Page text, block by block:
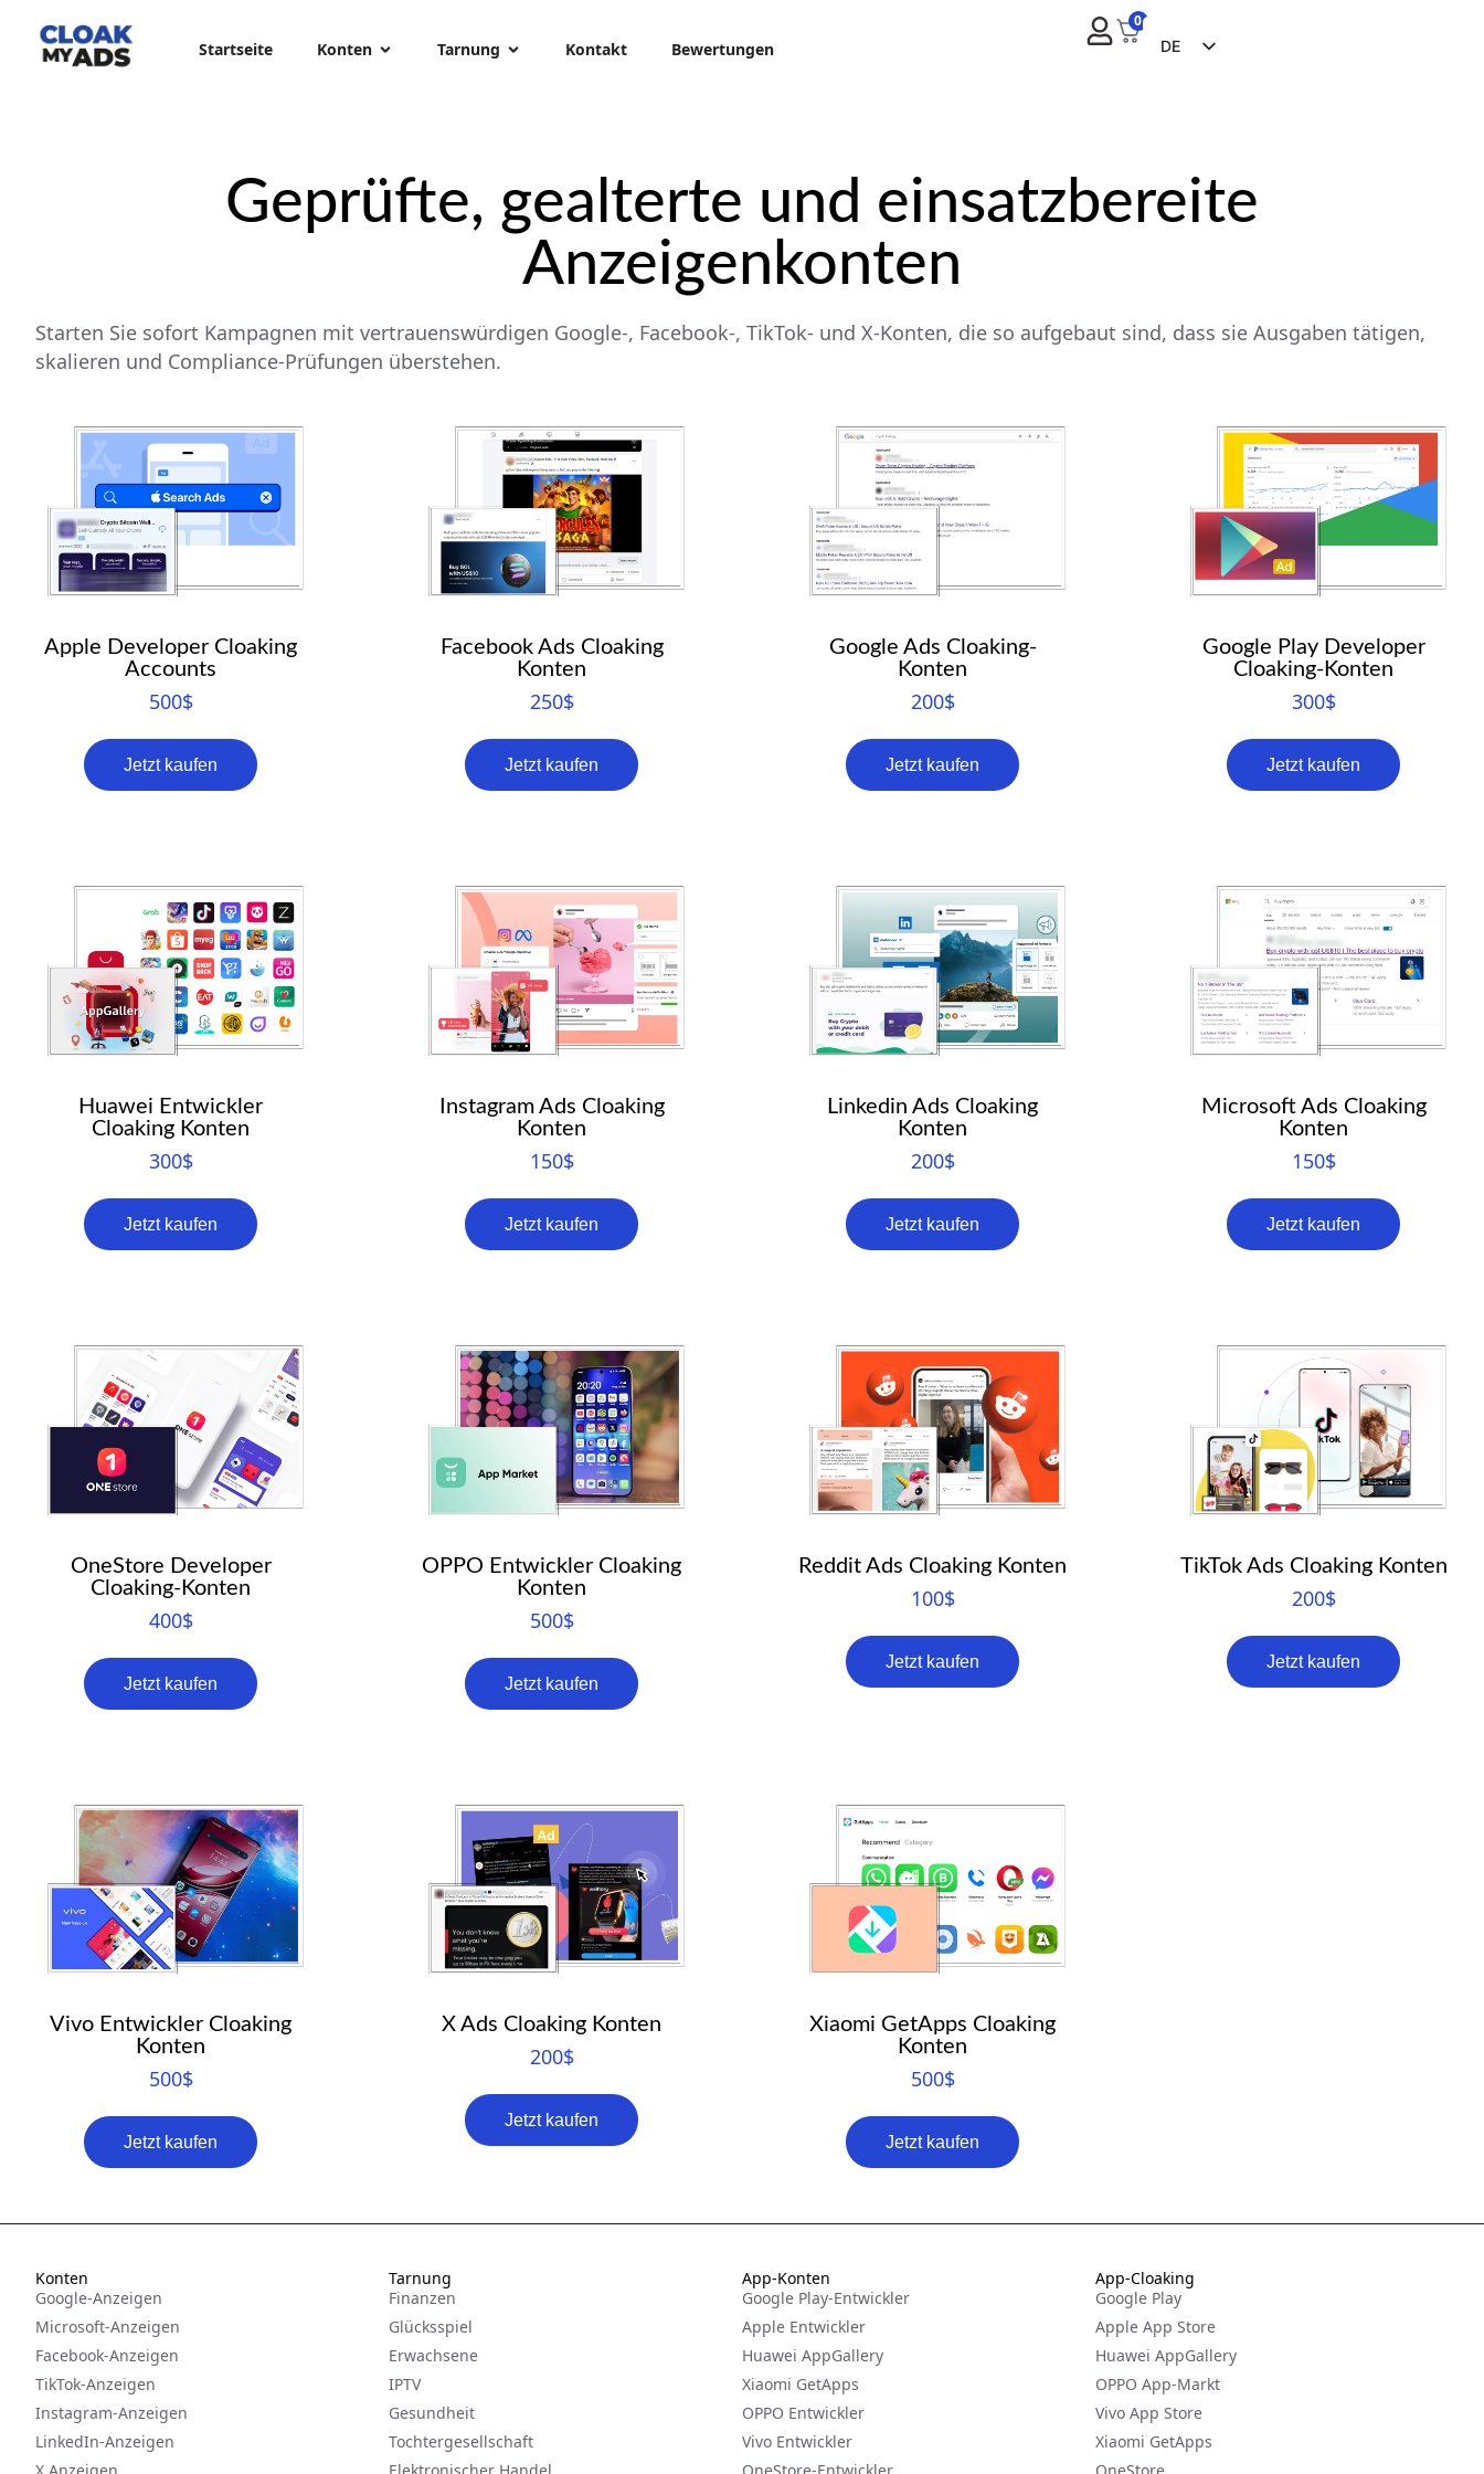
Startseite Konten Tarnung Kontakt Bewertungen
0
DE
ZH
NL
CS
Geprüfte, gealterte und einsatzbereite
Anzeigenkonten
Starten Sie sofort Kampagnen mit vertrauenswürdigen Google-, Facebook-, TikTok- und X-Konten, die so aufgebaut sind, dass sie Ausgaben tätigen,
skalieren und Compliance-Prüfungen überstehen.
Apple Developer Cloaking
Accounts
500$
Jetzt kaufen
Facebook Ads Cloaking
Konten
250$
Jetzt kaufen
Google Ads Cloaking-
Konten
200$
Jetzt kaufen
Google Play Developer
Cloaking-Konten
300$
Jetzt kaufen
Huawei Entwickler
Cloaking Konten
300$
Jetzt kaufen
Instagram Ads Cloaking
Konten
150$
Jetzt kaufen
Linkedin Ads Cloaking
Konten
200$
Jetzt kaufen
Microsoft Ads Cloaking
Konten
150$
Jetzt kaufen
OneStore Developer
Cloaking-Konten
400$
Jetzt kaufen
OPPO Entwickler Cloaking
Konten
500$
Jetzt kaufen
Reddit Ads Cloaking Konten
100$
Jetzt kaufen
TikTok Ads Cloaking Konten
200$
Jetzt kaufen
Vivo Entwickler Cloaking
Konten
500$
Jetzt kaufen
X Ads Cloaking Konten
200$
Jetzt kaufen
Xiaomi GetApps Cloaking
Konten
500$
Jetzt kaufen
Konten
Google-Anzeigen
Microsoft-Anzeigen
Facebook-Anzeigen
TikTok-Anzeigen
Instagram-Anzeigen
LinkedIn-Anzeigen
Tarnung
Finanzen
Glücksspiel
Erwachsene
IPTV
Gesundheit
Tochtergesellschaft
App-Konten
Google Play-Entwickler
Apple Entwickler
Huawei AppGallery
Xiaomi GetApps
OPPO Entwickler
Vivo Entwickler
App-Cloaking
Google Play
Apple App Store
Huawei AppGallery
OPPO App-Markt
Vivo App Store
Xiaomi GetApps